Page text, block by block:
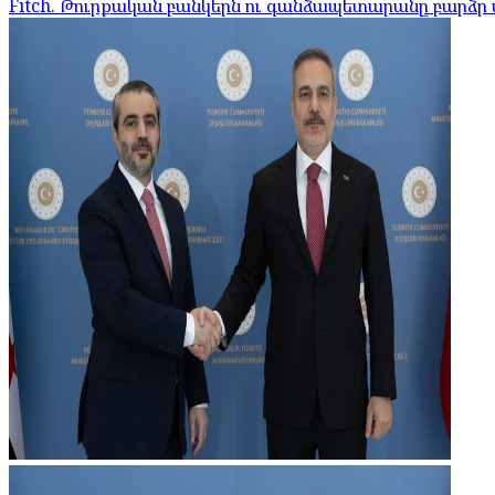
Fitch. Թուրքական բանկերն ու գանձապետարանը բարձր